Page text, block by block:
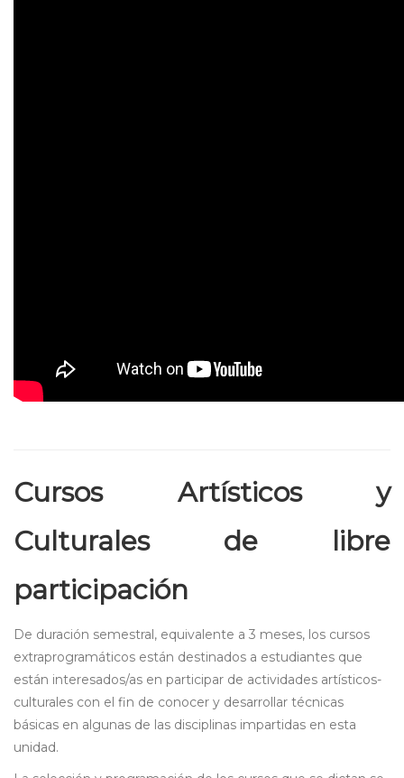
Cursos Artísticos y
Culturales de libre
participación
De duración semestral, equivalente a 3 meses, los cursos
extraprogramáticos están destinados a estudiantes que
están interesados/as en participar de actividades artísticos-
culturales con el fin de conocer y desarrollar técnicas
básicas en algunas de las disciplinas impartidas en esta
unidad.